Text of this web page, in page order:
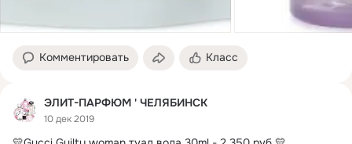
Комментировать Класс
ЭЛИТ-ПАРФЮМ ' ЧЕЛЯБИНСК
10 дек 2019